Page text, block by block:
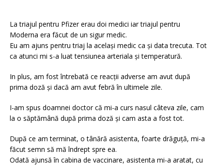
La triajul pentru Pfizer erau doi medici iar triajul pentru
Moderna era făcut de un sigur medic.
Eu am ajuns pentru triaj la același medic ca și data trecuta. Tot
ca atunci mi s-a luat tensiunea arteriala și temperatură.
In plus, am fost întrebată ce reacții adverse am avut după
prima doză și dacă am avut febră în ultimele zile.
I-am spus doamnei doctor că mi-a curs nasul câteva zile, cam
la o săptămână după prima doză și cam asta a fost tot.
După ce am terminat, o tânără asistenta, foarte drăguță, mi-a
făcut semn să mă îndrept spre ea.
Odată ajunsă în cabina de vaccinare, asistenta mi-a aratat, cu